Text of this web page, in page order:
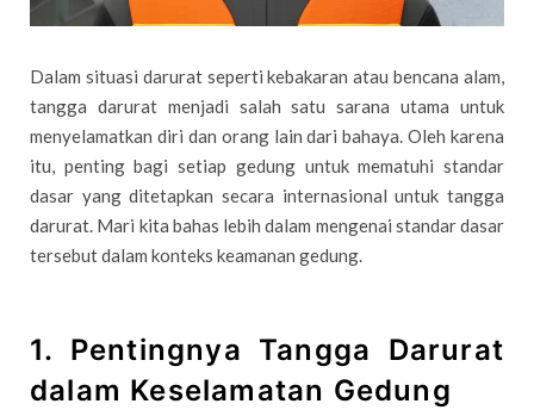
Dalam situasi darurat seperti kebakaran atau bencana alam,
tangga darurat menjadi salah satu sarana utama untuk
menyelamatkan diri dan orang lain dari bahaya. Oleh karena
itu, penting bagi setiap gedung untuk mematuhi standar
dasar yang ditetapkan secara internasional untuk tangga
darurat. Mari kita bahas lebih dalam mengenai standar dasar
tersebut dalam konteks keamanan gedung.
1. Pentingnya Tangga Darurat
dalam Keselamatan Gedung